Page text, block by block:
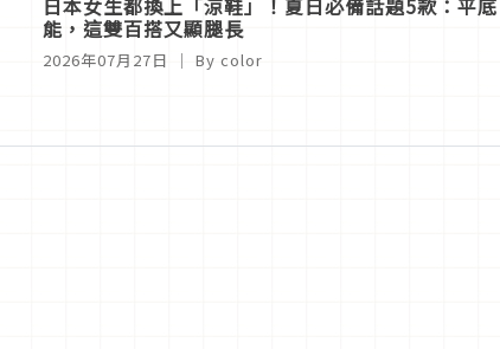
日本女生都換上「涼鞋」！夏日必備話題5款：平
能，這雙百搭又顯腿長
2026年07月27日 ｜ By color